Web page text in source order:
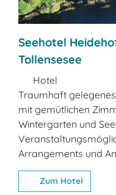
Seehotel
Tollensesee
Hotel
Traumhaft
mit gemütlichen
Wintergarten und
Arrangements und
Zum Hotel